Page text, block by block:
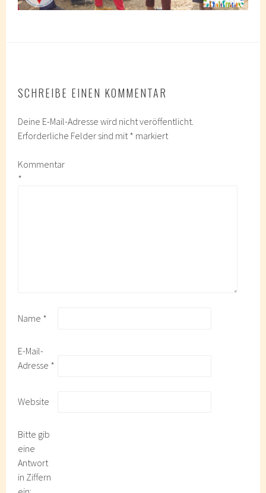
SCHREIBE EINEN KOMMENTAR
Deine E-Mail-Adresse wird nicht veröffentlicht.
Erforderliche Felder sind mit * markiert
Kommentar
*
Name *
E-Mail-
Adresse *
Website
Bitte gib
eine
Antwort
in Ziffern